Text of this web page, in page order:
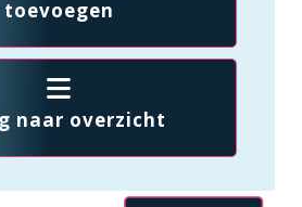
toevoegen
naar overzicht